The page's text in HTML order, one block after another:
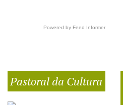
Powered by Feed Informer
Pastoral da Cultura